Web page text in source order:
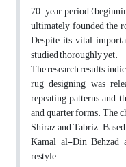
70-year period
ultimately founded the
Despite its vital
studied thoroughly yet.
The research results
rug designing was
repeating patterns, and,
and quarter forms. The
Shiraz and Tabriz.
Kamal al-Din Behzad
restyle.